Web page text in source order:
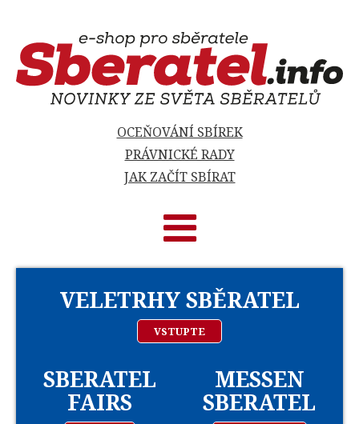
OCEŇOVÁNÍ SBÍREK
PRÁVNICKÉ RADY
JAK ZAČÍT SBÍRAT
VELETRHY SBĚRATEL
VSTUPTE
SBERATEL
FAIRS
MESSEN
SBERATEL